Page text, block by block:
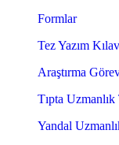
Formlar
Tez Yazım
Araştırma
Tıpta
Yandal